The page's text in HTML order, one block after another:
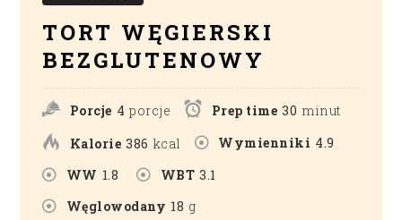
TORT WĘGIERSKI
BEZGLUTENOWY
Porcje 4 porcje Prep time 30 minut
Kalorie 386 kcal Wymienniki 4.9
WW 1.8 WBT 3.1
Węglowodany 18 g